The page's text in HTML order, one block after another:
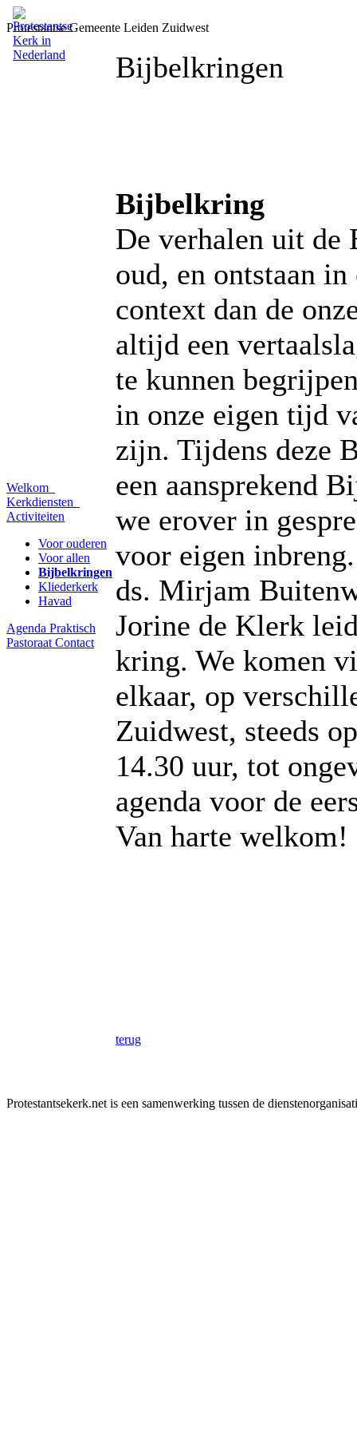
Protestantse Gemeente Leiden Zuidwest
Welkom
Kerkdiensten
Activiteiten
Voor ouderen
Voor allen
Bijbelkringen
Kliederkerk
Havad
Agenda Praktisch
Pastoraat Contact
Bijbelkringen
Bijbelkring
De verhalen uit de
oud, en ontstaan
context dan de
altijd een
te kunnen
in onze eigen tijd
zijn. Tijdens deze
een aansprekend
we erover in
voor eigen inbreng.
ds. Mirjam
Jorine de Klerk
kring. We komen
elkaar, op
Zuidwest, steeds
14.30 uur, tot
agenda voor de
Van harte welkom!
terug
Protestantsekerk.net is een samenwerking tussen de